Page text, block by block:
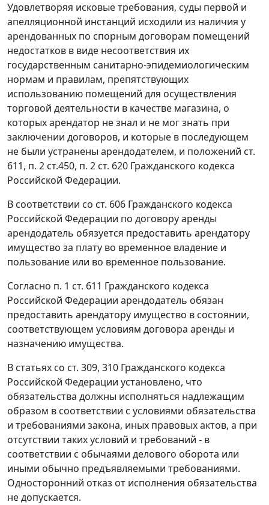
Удовлетворяя исковые требования, суды первой и
апелляционной инстанций исходили из наличия у
арендованных по спорным договорам помещений
недостатков в виде несоответствия их
государственным санитарно-эпидемиологическим
нормам и правилам, препятствующих
использованию помещений для осуществления
торговой деятельности в качестве магазина, о
которых арендатор не знал и не мог знать при
заключении договоров, и которые в последующем
не были устранены арендодателем, и положений ст.
611, п. 2 ст.450, п. 2 ст. 620 Гражданского кодекса
Российской Федерации.
В соответствии со ст. 606 Гражданского кодекса
Российской Федерации по договору аренды
арендодатель обязуется предоставить арендатору
имущество за плату во временное владение и
пользование или во временное пользование.
Согласно п. 1 ст. 611 Гражданского кодекса
Российской Федерации арендодатель обязан
предоставить арендатору имущество в состоянии,
соответствующем условиям договора аренды и
назначению имущества.
В статьях со ст. 309, 310 Гражданского кодекса
Российской Федерации установлено, что
обязательства должны исполняться надлежащим
образом в соответствии с условиями обязательства
и требованиями закона, иных правовых актов, а при
отсутствии таких условий и требований - в
соответствии с обычаями делового оборота или
иными обычно предъявляемыми требованиями.
Односторонний отказ от исполнения обязательства
не допускается.